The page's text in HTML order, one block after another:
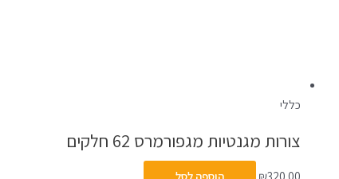
כללי
צורות מגנטיות מגפורמרס 62 חלקים